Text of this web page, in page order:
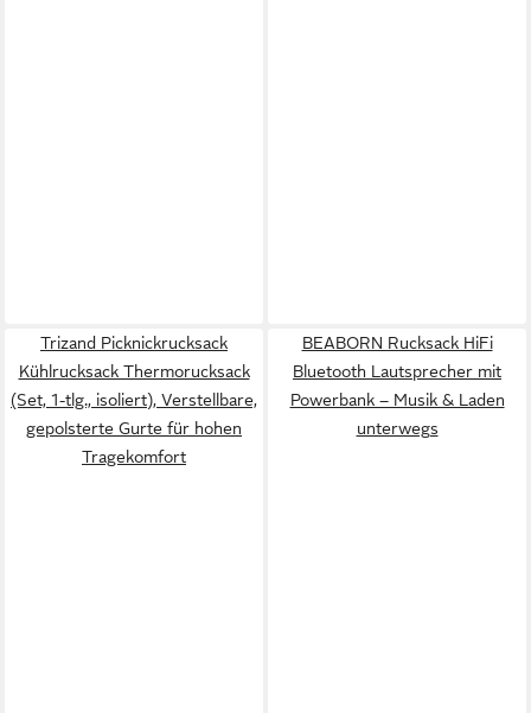
Trizand Picknickrucksack
Kühlrucksack Thermorucksack
(Set, 1-tlg., isoliert), Verstellbare,
gepolsterte Gurte für hohen
Tragekomfort
BEABORN Rucksack HiFi
Bluetooth Lautsprecher mit
Powerbank – Musik & Laden
unterwegs